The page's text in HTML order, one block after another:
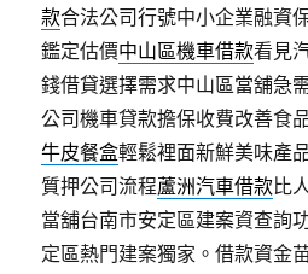
款合法公司行號中小企業融資
鑑定估價中山區機車借款看見
錢借貸選擇需求中山區當舖急
公司機車貸款擔保收費改善食
牛皮餐盒輕鬆裡面新鮮美味產
質押公司流程蘆洲汽車借款比
當舖台南市安定區建案資查詢
定區熱門建案獨家。借款資金